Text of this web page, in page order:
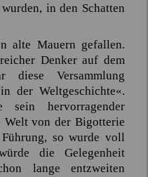
in den Schatten
alte Mauern gefallen.
Denker auf dem
Versammlung
der Weltgeschichte«.
sein hervorragender
Welt von der Bigotterie
so wurde voll
die Gelegenheit
lange entzweiten